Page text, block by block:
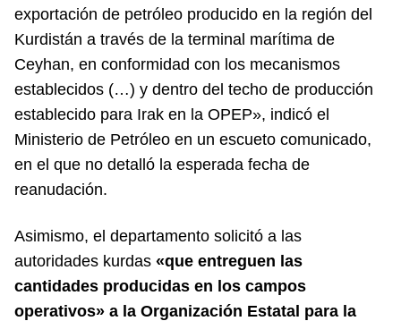
exportación de petróleo producido en la región del
Kurdistán a través de la terminal marítima de
Ceyhan, en conformidad con los mecanismos
establecidos (…) y dentro del techo de producción
establecido para Irak en la OPEP», indicó el
Ministerio de Petróleo en un escueto comunicado,
en el que no detalló la esperada fecha de
reanudación.
Asimismo, el departamento solicitó a las
autoridades kurdas «que entreguen las
cantidades producidas en los campos
operativos» a la Organización Estatal para la